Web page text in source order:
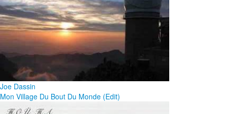
Joe Dassin
Mon Village Du Bout Du Monde (Edit)